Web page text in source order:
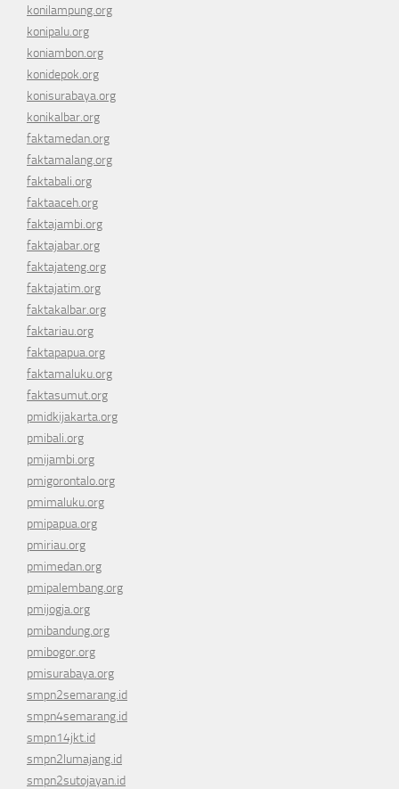
konilampung.org
konipalu.org
koniambon.org
konidepok.org
konisurabaya.org
konikalbar.org
faktamedan.org
faktamalang.org
faktabali.org
faktaaceh.org
faktajambi.org
faktajabar.org
faktajateng.org
faktajatim.org
faktakalbar.org
faktariau.org
faktapapua.org
faktamaluku.org
faktasumut.org
pmidkijakarta.org
pmibali.org
pmijambi.org
pmigorontalo.org
pmimaluku.org
pmipapua.org
pmiriau.org
pmimedan.org
pmipalembang.org
pmijogja.org
pmibandung.org
pmibogor.org
pmisurabaya.org
smpn2semarang.id
smpn4semarang.id
smpn14jkt.id
smpn2lumajang.id
smpn2sutojayan.id